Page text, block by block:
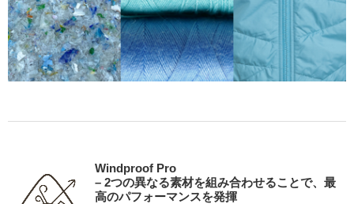
Windproof Pro
– 2つの異なる素材を組み合わせることで、最
高のパフォーマンスを発揮